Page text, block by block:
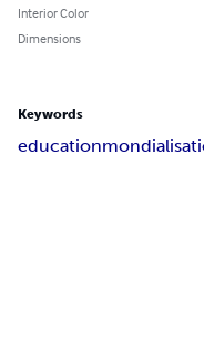
Interior Color
Dimensions
Keywords
education